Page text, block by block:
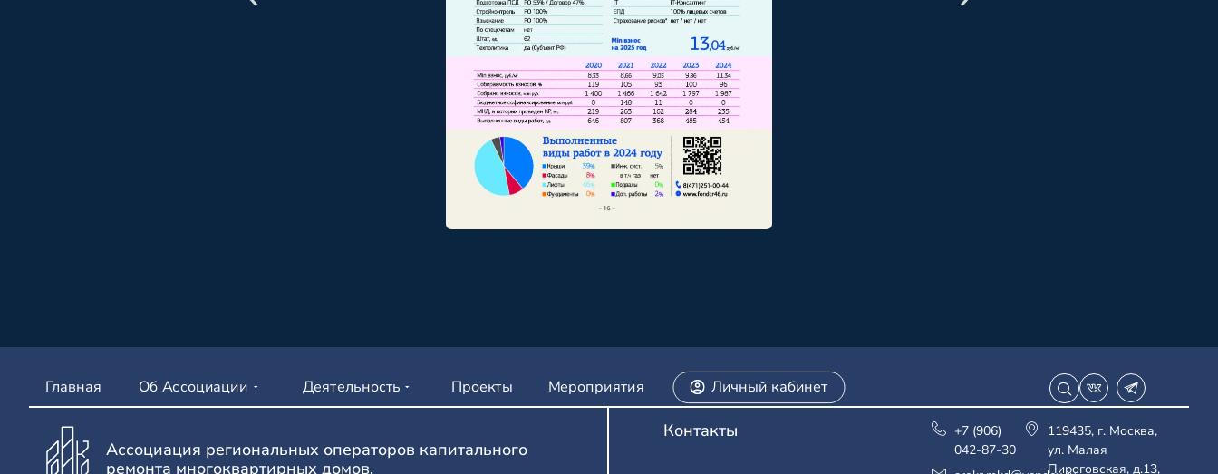
Главная Об Ассоциации Деятельность Проекты Мероприятия Личный кабинет
Ассоциация региональных операторов капитального
ремонта многоквартирных домов.
Контакты
+7 (906)
042-87-30
119435, г. Москва,
ул. Малая
Пироговская, д.13,